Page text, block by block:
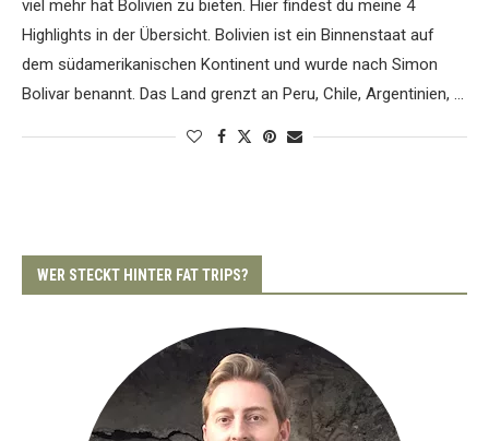
viel mehr hat Bolivien zu bieten. Hier findest du meine 4
Highlights in der Übersicht. Bolivien ist ein Binnenstaat auf
dem südamerikanischen Kontinent und wurde nach Simon
Bolivar benannt. Das Land grenzt an Peru, Chile, Argentinien, …
WER STECKT HINTER FAT TRIPS?